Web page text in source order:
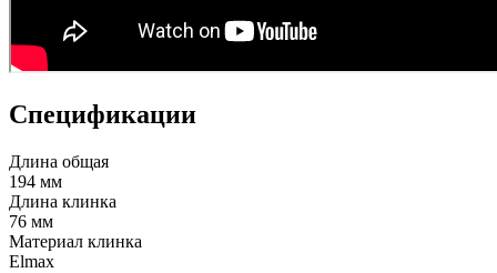
Спецификации
Длина общая
194 мм
Длина клинка
76 мм
Материал клинка
Elmax